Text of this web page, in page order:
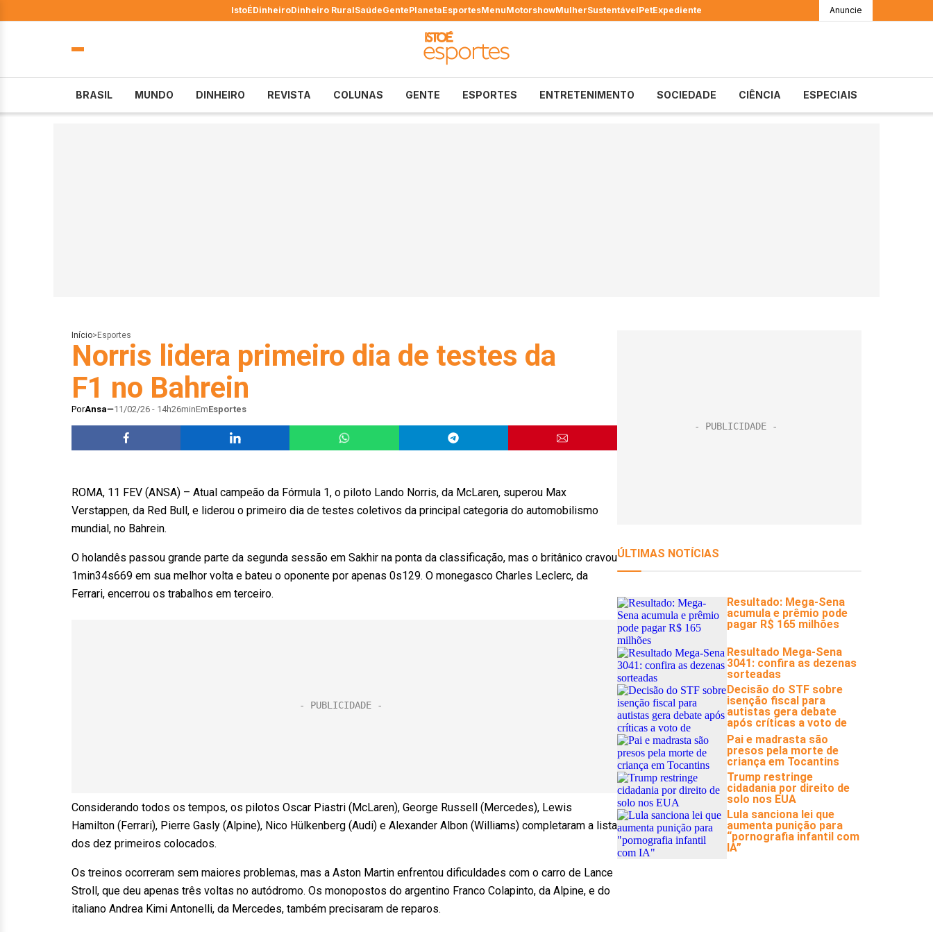
IstoÉDinheiroDinheiro RuralSaúdeGentePlanetaEsportesMenuMotorshowMulherSustentávelPetExpediente Anuncie
BRASIL MUNDO DINHEIRO REVISTA COLUNAS GENTE ESPORTES ENTRETENIMENTO SOCIEDADE CIÊNCIA ESPECIAIS
Início> Esportes
Norris lidera primeiro dia de testes da
F1 no Bahrein
PorAnsa 11/02/26 - 14h26minEmEsportes
ROMA, 11 FEV (ANSA) – Atual campeão da Fórmula 1, o piloto Lando Norris, da McLaren, superou Max
Verstappen, da Red Bull, e liderou o primeiro dia de testes coletivos da principal categoria do automobilismo
mundial, no Bahrein.
O holandês passou grande parte da segunda sessão em Sakhir na ponta da classificação, mas o britânico cravou
1min34s669 em sua melhor volta e bateu o oponente por apenas 0s129. O monegasco Charles Leclerc, da
Ferrari, encerrou os trabalhos em terceiro.
Considerando todos os tempos, os pilotos Oscar Piastri (McLaren), George Russell (Mercedes), Lewis
Hamilton (Ferrari), Pierre Gasly (Alpine), Nico Hülkenberg (Audi) e Alexander Albon (Williams) completaram a lista
dos dez primeiros colocados.
Os treinos ocorreram sem maiores problemas, mas a Aston Martin enfrentou dificuldades com o carro de Lance
Stroll, que deu apenas três voltas no autódromo. Os monopostos do argentino Franco Colapinto, da Alpine, e do
italiano Andrea Kimi Antonelli, da Mercedes, também precisaram de reparos.